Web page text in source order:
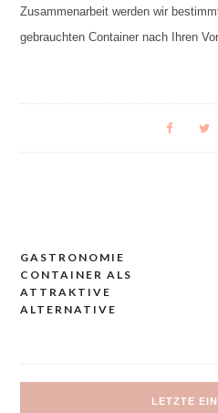
Zusammenarbeit werden wir
gebrauchten Container nach Ihren
Navigacija
prispevka
GASTRONOMIE
CONTAINER ALS
ATTRAKTIVE
ALTERNATIVE
LETZTE